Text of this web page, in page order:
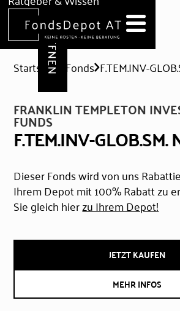
Hilfe & Formulare
DEPOT ERÖFFNEN
Startseite Fonds F.TEM.INV-
FRANKLIN TEMPLETON
FUNDS
F.TEM.INV-GLOB.SM.
Dieser Fonds wird von uns
Ihrem Depot mit 100% Rabatt zu
Sie gleich hierzu Ihrem Depot!
JETZT KAUFEN
MEHR INFOS